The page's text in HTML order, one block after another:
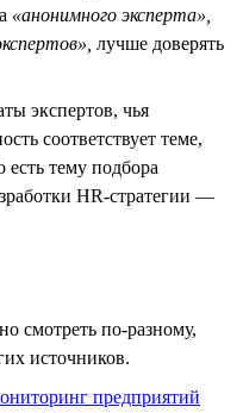
«анонимного эксперта»,
лучше доверять
экспертов, чья
соответствует теме,
тему подбора
HR-стратегии —
смотреть по-разному,
источников.
предприятий